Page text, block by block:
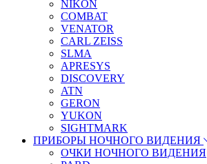
NIKON
COMBAT
VENATOR
CARL ZEISS
SLMA
APRESYS
DISCOVERY
ATN
GERON
YUKON
SIGHTMARK
ПРИБОРЫ НОЧНОГО ВИДЕНИЯ
ОЧКИ НОЧНОГО ВИДЕНИЯ